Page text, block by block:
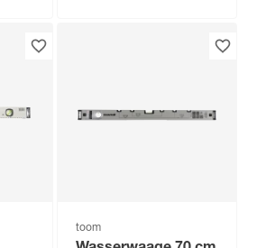
toom